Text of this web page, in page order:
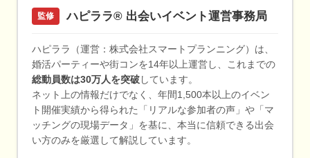
監修 ハピララ® 出会いイベント運営事務局
ハピララ（運営：株式会社スマートプランニング）は、
婚活パーティーや街コンを14年以上運営し、これまでの
総動員数は30万人を突破 しています。
ネット上の情報だけでなく、年間1,500本以上のイベン
ト開催実績から得られた「リアルな参加者の声」や「マ
ッチングの現場データ」を基に、本当に信頼できる出会
い方のみを厳選して解説しています。